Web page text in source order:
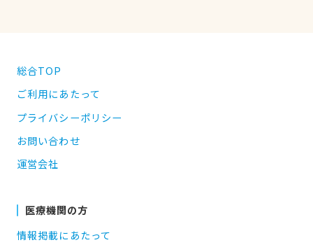
総合TOP
ご利用にあたって
プライバシーポリシー
お問い合わせ
運営会社
医療機関の方
情報掲載にあたって